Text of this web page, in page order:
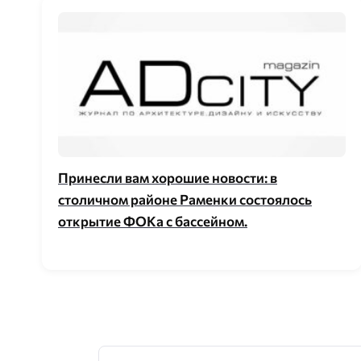
Принесли вам хорошие новости: в
столичном районе Раменки состоялось
открытие ФОКа с бассейном.